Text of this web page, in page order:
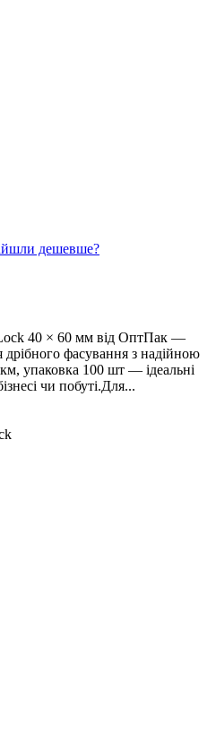
дешевше?
40 × 60 мм від ОптПак —
дрібного фасування з надійною
упаковка 100 шт — ідеальні
чи побуті.Для...